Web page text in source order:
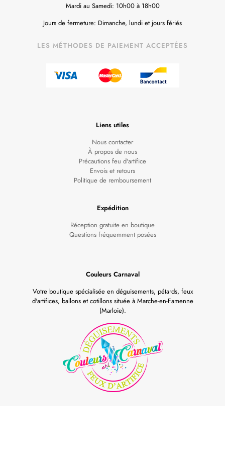
Mardi au Samedi: 10h00 à 18h00
Jours de fermeture: Dimanche, lundi et jours fériés
LES MÉTHODES DE PAIEMENT ACCEPTÉES
Liens utiles
Nous contacter
À propos de nous
Précautions feu d'artifice
Envois et retours
Politique de remboursement
Expédition
Réception gratuite en boutique
Questions fréquemment posées
Couleurs Carnaval
Votre boutique spécialisée en déguisements, pétards, feux
d'artifices, ballons et cotillons située à Marche-en-Famenne
(Marloie).